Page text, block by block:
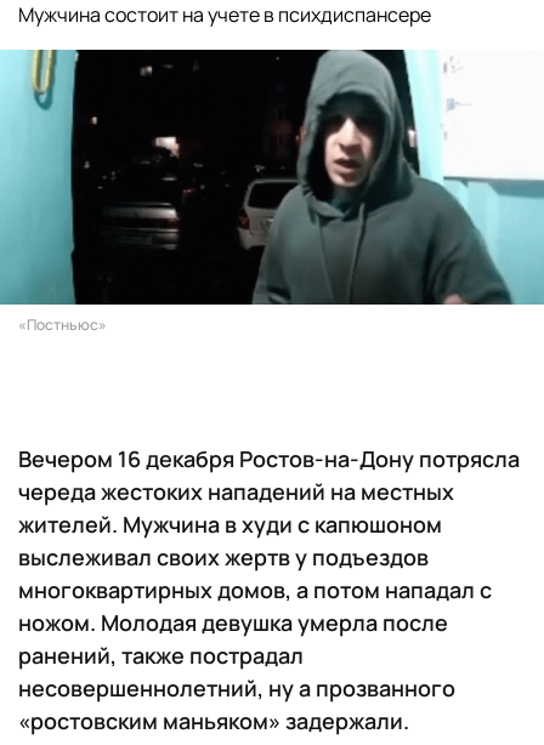
Мужчина состоит на учете в психдиспансере
«Постньюс»
Вечером 16 декабря Ростов-на-Дону потрясла
череда жестоких нападений на местных
жителей. Мужчина в худи с капюшоном
выслеживал своих жертв у подъездов
многоквартирных домов, а потом нападал с
ножом. Молодая девушка умерла после
ранений, также пострадал
несовершеннолетний, ну а прозванного
«ростовским маньяком» задержали.